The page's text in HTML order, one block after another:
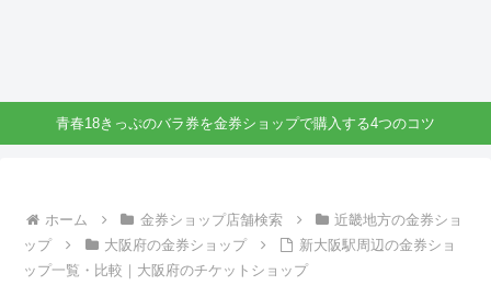
青春18きっぷのバラ券を金券ショップで購入する4つのコツ
ホーム 金券ショップ店舗検索
近畿地方の金券ショ
ップ
大阪府の金券ショップ
新大阪駅周辺の金券ショ
ップ一覧・比較｜大阪府のチケットショップ